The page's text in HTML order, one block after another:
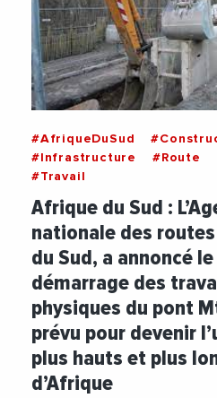
#AfriqueDuSud
#Infrastructure
#Route
#Travail
Afrique du Sud :
nationale des
du Sud, a annoncé le
démarrage des
physiques du pont
prévu pour devenir
plus hauts et plus
d’Afrique